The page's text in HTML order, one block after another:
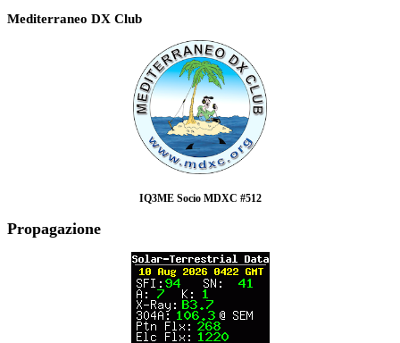
Mediterraneo DX Club
IQ3ME Socio MDXC #512
Propagazione